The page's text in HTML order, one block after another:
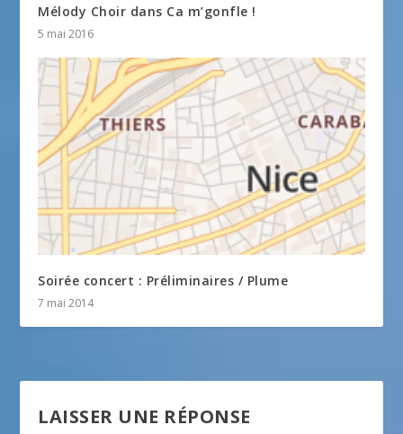
Mélody Choir dans Ca m’gonfle !
5 mai 2016
Soirée concert : Préliminaires / Plume
7 mai 2014
LAISSER UNE RÉPONSE